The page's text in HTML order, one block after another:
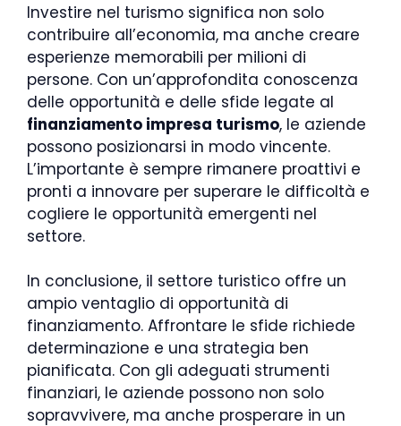
Investire nel turismo significa non solo
contribuire all’economia, ma anche creare
esperienze memorabili per milioni di
persone. Con un’approfondita conoscenza
delle opportunità e delle sfide legate al
finanziamento impresa turismo, le aziende
possono posizionarsi in modo vincente.
L’importante è sempre rimanere proattivi e
pronti a innovare per superare le difficoltà e
cogliere le opportunità emergenti nel
settore.
In conclusione, il settore turistico offre un
ampio ventaglio di opportunità di
finanziamento. Affrontare le sfide richiede
determinazione e una strategia ben
pianificata. Con gli adeguati strumenti
finanziari, le aziende possono non solo
sopravvivere, ma anche prosperare in un